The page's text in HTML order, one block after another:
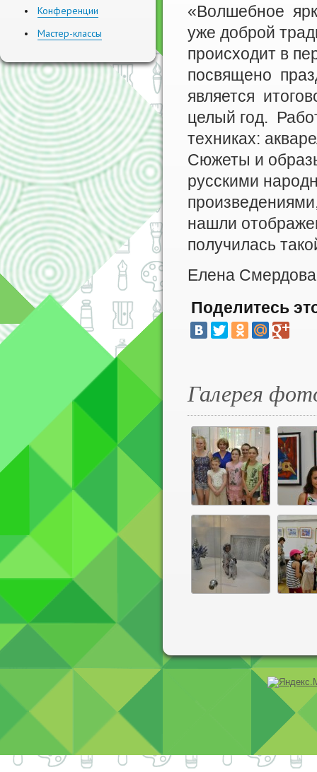
Конференции
Мастер-классы
«Волшебное
уже доброй
происходит в
посвящено
является
целый год.
техниках:
Сюжеты и
русскими
нашли
получилась
Елена
Поделитесь
Галерея